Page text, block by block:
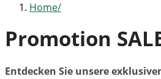
Home
Promotion
Entdecken Sie unsere